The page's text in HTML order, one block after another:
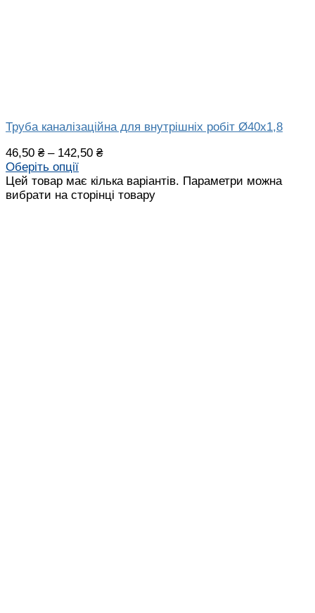
Труба каналізаційна для внутрішніх робіт Ø40х1,8
46,50 ₴– 142,50 ₴
Оберіть опції
Цей товар має кілька варіантів. Параметри можна
вибрати на сторінці товару